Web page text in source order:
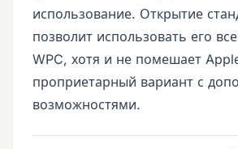
использование. Открытие
позволит использовать его
WPC, хотя и не помешает
проприетарный вариант с
возможностями.